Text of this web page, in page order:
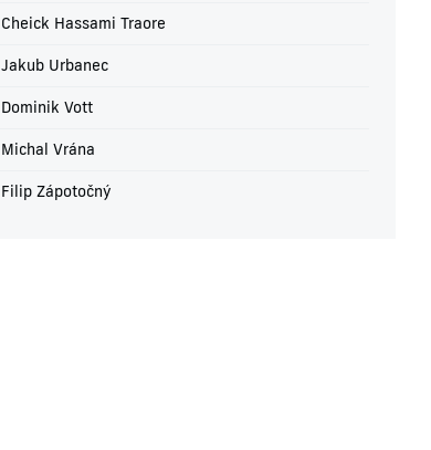
Cheick Hassami Traore
Jakub Urbanec
Dominik Vott
Michal Vrána
Filip Zápotočný